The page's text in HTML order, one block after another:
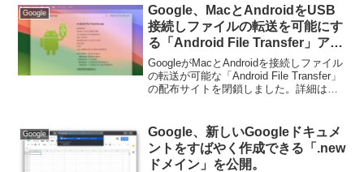
Google
Google、MacとAndroidをUSB
接続しファイルの転送を可能にす
る「Android File Transfer」アプ
リの配布サイトを閉鎖。
GoogleがMacとAndroidを接続しファイル
の転送が可能な「Android File Transfer」
の配布サイトを閉鎖しました。詳細は以
Google
Google、新しいGoogleドキュメ
ントをすばやく作成できる「.new
ドメイン」を公開。